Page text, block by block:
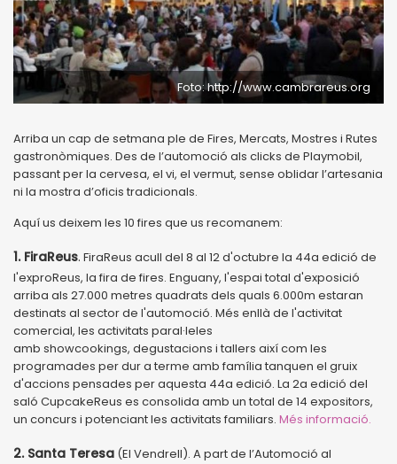
Foto: http://www.cambrareus.org
Arriba un cap de setmana ple de Fires, Mercats, Mostres i Rutes
gastronòmiques. Des de l’automoció als clicks de Playmobil,
passant per la cervesa, el vi, el vermut, sense oblidar l’artesania
ni la mostra d’oficis tradicionals.
Aquí us deixem les 10 fires que us recomanem:
1. FiraReus. FiraReus acull del 8 al 12 d'octubre la 44a edició de
l'exproReus, la fira de fires. Enguany, l'espai total d'exposició
arriba als 27.000 metres quadrats dels quals 6.000m estaran
destinats al sector de l'automoció. Més enllà de l'activitat
comercial, les activitats paral·leles
amb showcookings, degustacions i tallers així com les
programades per dur a terme amb família tanquen el gruix
d'accions pensades per aquesta 44a edició. La 2a edició del
saló CupcakeReus es consolida amb un total de 14 expositors,
un concurs i potenciant les activitats familiars. Més informació.
2. Santa Teresa (El Vendrell). A part de l’Automoció al